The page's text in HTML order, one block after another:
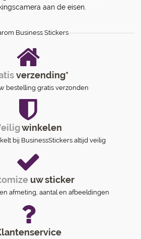
aan de eisen.
Business Stickers
verzending*
bestelling gratis verzonden
winkelen
bij BusinessStickers altijd veilig
uw sticker
afmeting, aantal en afbeeldingen